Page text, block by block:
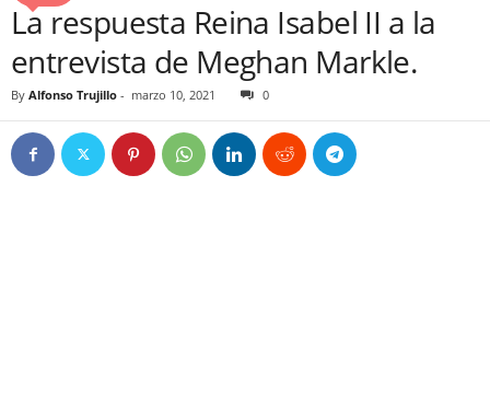
La respuesta Reina Isabel II a la
entrevista de Meghan Markle.
By Alfonso Trujillo - marzo 10, 2021 0